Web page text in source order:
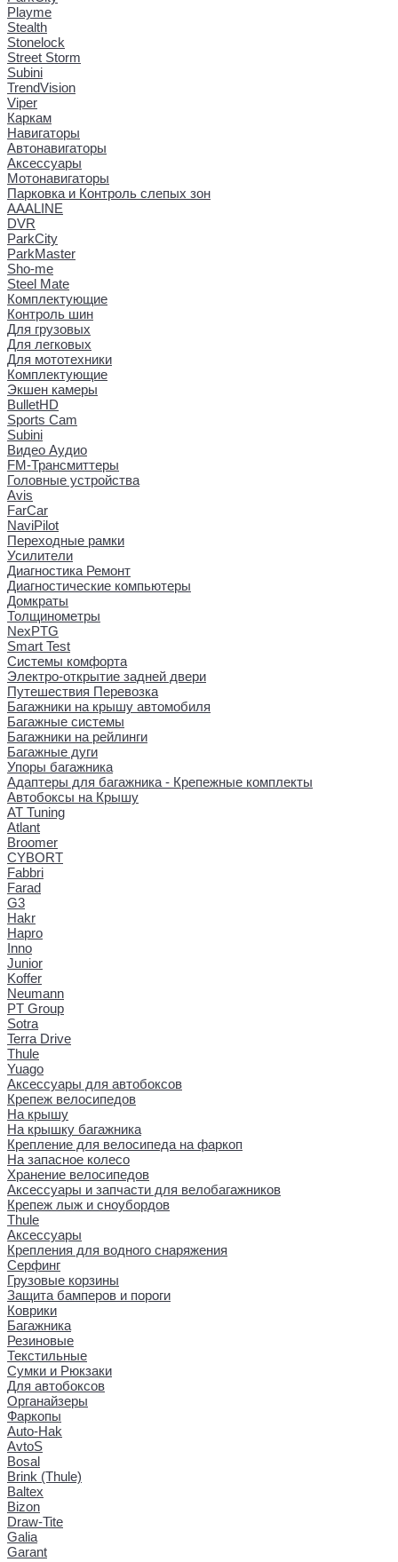
Playme
Stealth
Stonelock
Street Storm
Subini
TrendVision
Viper
Каркам
Навигаторы
Автонавигаторы
Аксессуары
Мотонавигаторы
Парковка и Контроль слепых зон
AAALINE
DVR
ParkCity
ParkMaster
Sho-me
Steel Mate
Комплектующие
Контроль шин
Для грузовых
Для легковых
Для мототехники
Комплектующие
Экшен камеры
BulletHD
Sports Cam
Subini
Видео Аудио
FM-Трансмиттеры
Головные устройства
Avis
FarCar
NaviPilot
Переходные рамки
Усилители
Диагностика Ремонт
Диагностические компьютеры
Домкраты
Толщинометры
NexPTG
Smart Test
Системы комфорта
Электро-открытие задней двери
Путешествия Перевозка
Багажники на крышу автомобиля
Багажные системы
Багажники на рейлинги
Багажные дуги
Упоры багажника
Адаптеры для багажника - Крепежные комплекты
Автобоксы на Крышу
AT Tuning
Atlant
Broomer
CYBORT
Fabbri
Farad
G3
Hakr
Hapro
Inno
Junior
Koffer
Neumann
PT Group
Sotra
Terra Drive
Thule
Yuago
Аксессуары для автобоксов
Крепеж велосипедов
На крышу
На крышку багажника
Крепление для велосипеда на фаркоп
На запасное колесо
Хранение велосипедов
Аксессуары и запчасти для велобагажников
Крепеж лыж и сноубордов
Thule
Аксессуары
Крепления для водного снаряжения
Серфинг
Грузовые корзины
Защита бамперов и пороги
Коврики
Багажника
Резиновые
Текстильные
Сумки и Рюкзаки
Для автобоксов
Органайзеры
Фаркопы
Auto-Hak
AvtoS
Bosal
Brink (Thule)
Baltex
Bizon
Draw-Tite
Galia
Garant